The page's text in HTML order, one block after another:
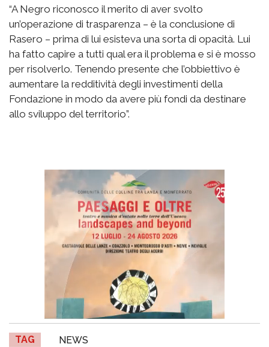
“A Negro riconosco il merito di aver svolto
un’operazione di trasparenza – è la conclusione di
Rasero – prima di lui esisteva una sorta di opacità. Lui
ha fatto capire a tutti qual era il problema e si è mosso
per risolverlo. Tenendo presente che l’obbiettivo è
aumentare la redditività degli investimenti della
Fondazione in modo da avere più fondi da destinare
allo sviluppo del territorio”.
TAG NEWS